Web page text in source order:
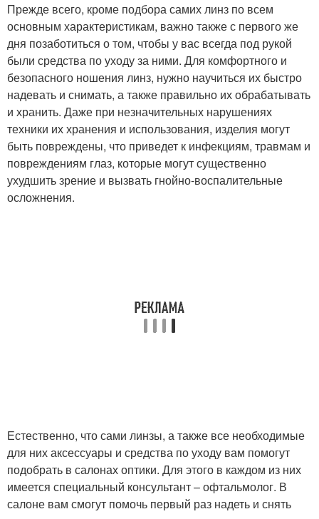
Прежде всего, кроме подбора самих линз по всем
основным характеристикам, важно также с первого же
дня позаботиться о том, чтобы у вас всегда под рукой
были средства по уходу за ними. Для комфортного и
безопасного ношения линз, нужно научиться их быстро
надевать и снимать, а также правильно их обрабатывать
и хранить. Даже при незначительных нарушениях
техники их хранения и использования, изделия могут
быть повреждены, что приведет к инфекциям, травмам и
повреждениям глаз, которые могут существенно
ухудшить зрение и вызвать гнойно-воспалительные
осложнения.
Естественно, что сами линзы, а также все необходимые
для них аксессуары и средства по уходу вам помогут
подобрать в салонах оптики. Для этого в каждом из них
имеется специальный консультант – офтальмолог. В
салоне вам смогут помочь первый раз надеть и снять